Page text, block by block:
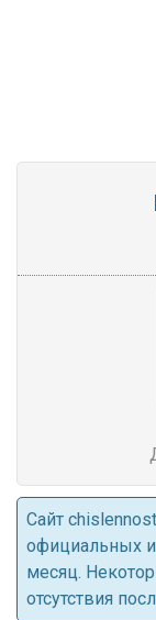
Cайт
официальных
месяц.
отсутствия